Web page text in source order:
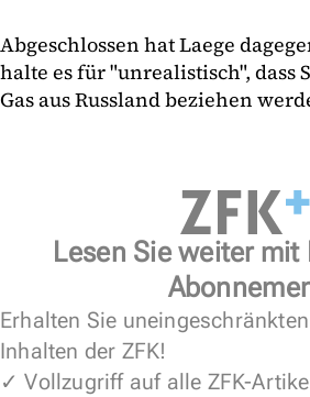
Abgeschlossen hat Laege
halte es für "unrealistisch", dass
Gas aus Russland beziehen
Lesen Sie weiter mit
Erhalten Sie
Inhalten der ZFK!
✓ Vollzugriff auf alle ZFK-